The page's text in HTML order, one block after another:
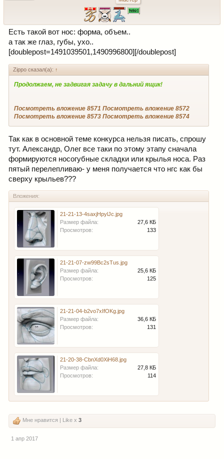
Есть такой вот нос: форма, объем..
а так же глаз, губы, ухо..
[doublepost=1491039501,1490996800][/doublepost]
Zippo сказал(а): ↑
Продолжаем, не задвигая задачу в дальний ящик!
Посмотреть вложение 8571 Посмотреть вложение 8572
Посмотреть вложение 8573 Посмотреть вложение 8574
Так как в основной теме конкурса нельзя писать, спрошу
тут. Александр, Олег все таки по этому этапу сначала
формируются носогубные складки или крылья носа. Раз
пятый перелепливаю- у меня получается что нгс как бы
сверху крыльев???
Вложения:
21-21-13-4saxjHpylJc.jpg
Размер файла:
27,6 КБ
Просмотров:
133
21-21-07-zw99Bc2sTus.jpg
Размер файла:
25,6 КБ
Просмотров:
125
21-21-04-b2vo7xIfOKg.jpg
Размер файла:
36,6 КБ
Просмотров:
131
21-20-38-CbnXd0XiH68.jpg
Размер файла:
27,8 КБ
Просмотров:
114
Мне нравится | Like x 3
1 апр 2017